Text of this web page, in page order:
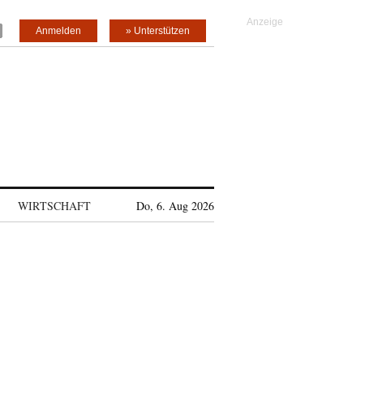
» Unterstützen
Anmelden
WIRTSCHAFT Do, 6. Aug 2026